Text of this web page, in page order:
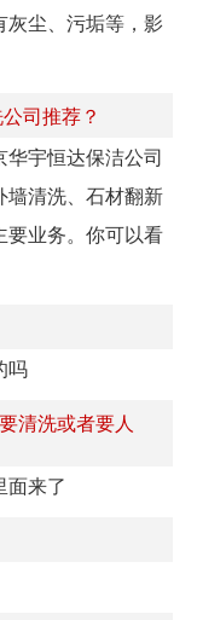
灰尘、污垢等，影
司推荐？
宇恒达保洁公司
墙清洗、石材翻新
要业务。你可以看
吗
清洗或者要人
面来了